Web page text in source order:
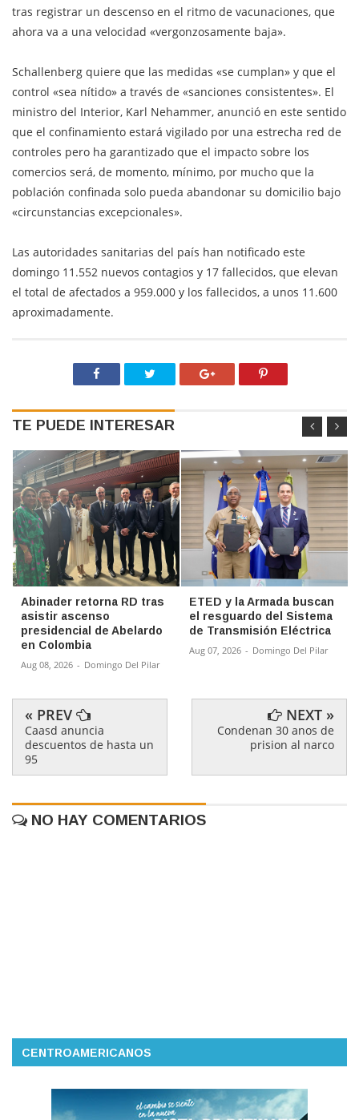
tras registrar un descenso en el ritmo de vacunaciones, que
ahora va a una velocidad «vergonzosamente baja».
Schallenberg quiere que las medidas «se cumplan» y que el
control «sea nítido» a través de «sanciones consistentes». El
ministro del Interior, Karl Nehammer, anunció en este sentido
que el confinamiento estará vigilado por una estrecha red de
controles pero ha garantizado que el impacto sobre los
comercios será, de momento, mínimo, por mucho que la
población confinada solo pueda abandonar su domicilio bajo
«circunstancias excepcionales».
Las autoridades sanitarias del país han notificado este
domingo 11.552 nuevos contagios y 17 fallecidos, que elevan
el total de afectados a 959.000 y los fallecidos, a unos 11.600
aproximadamente.
TE PUEDE INTERESAR
Abinader retorna RD tras
asistir ascenso
presidencial de Abelardo
en Colombia
Aug 08, 2026 - Domingo Del Pilar
ETED y la Armada buscan
el resguardo del Sistema
de Transmisión Eléctrica
Aug 07, 2026 - Domingo Del Pilar
« PREV
Caasd anuncia
descuentos de hasta un
95
NEXT »
Condenan 30 anos de
prision al narco
NO HAY COMENTARIOS
CENTROAMERICANOS